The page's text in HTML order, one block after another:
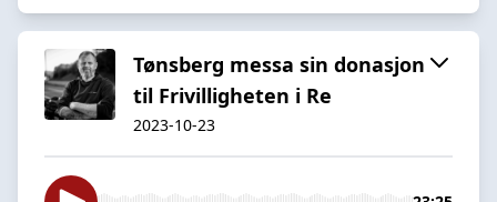
Tønsberg messa sin donasjon
til Frivilligheten i Re
2023-10-23